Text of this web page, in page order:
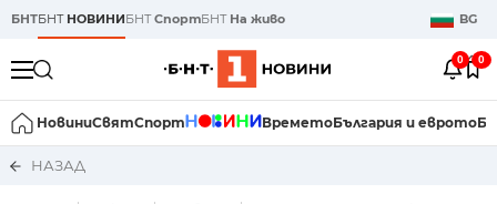
БНТБНТ НОВИНИБНТСпортБНТ На живо BG
0 0
НовиниСвятСпорт ВреметоБългария и еврото
НАЗАД